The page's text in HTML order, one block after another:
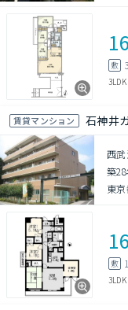
敷
3LDK
賃貸マンション 石神井
西
築
東
敷
3LDK